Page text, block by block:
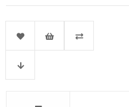
Favorilere